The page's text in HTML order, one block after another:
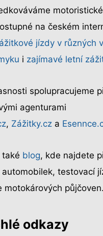
na českém
jízdy v různých
i zajímavé letní
spolupracujeme
agenturami
, Zážitky.cz a
také blog, kde najdete
automobilek, testovací
motokárových půjčoven.
odkazy